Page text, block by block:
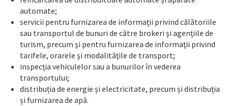
automate;
servicii pentru furnizarea de informaţii privind călătoriile
sau transportul de bunuri de către brokeri şi agenţiile de
turism, precum şi pentru furnizarea de informaţii privind
tarifele, orarele şi modalităţile de transport;
inspecţia vehiculelor sau a bunurilor în vederea
transportului;
distribuția de energie și electricitate, precum și distribuția
și furnizarea de apă.